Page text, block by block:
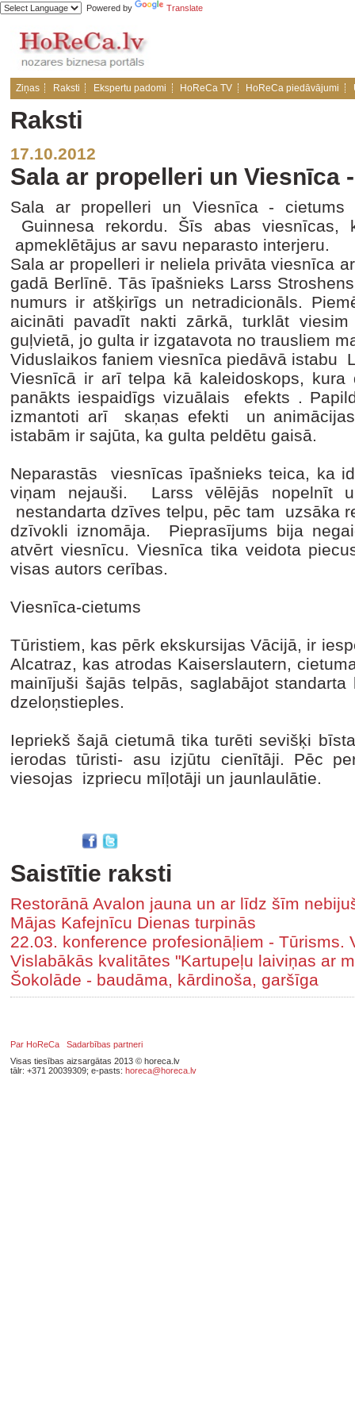
Powered by Translate
Ziņas Raksti Ekspertu padomi HoReCa TV HoReCa piedāvājumi
Raksti
17.10.2012
Sala ar propelleri un Viesnīca
Sala ar propelleri un Viesnīca -
Guinnesa rekordu. Šīs abas
apmeklētājus ar savu neparasto interjeru.
Sala ar propelleri ir neliela privāta viesnīca
gadā Berlīnē. Tās īpašnieks Larss
numurs ir atšķirīgs un netradicionāls.
aicināti pavadīt nakti zārkā, turklāt
guļvietā, jo gulta ir izgatavota no trausliem
Viduslaikos faniem viesnīca piedāvā istabu
Viesnīcā ir arī telpa kā kaleidoskops, kura
panākts iespaidīgs vizuālais efekts .
izmantoti arī skaņas efekti un
istabām ir sajūta, ka gulta peldētu gaisā.
Neparastās viesnīcas īpašnieks teica, ka
viņam nejauši. Larss vēlējās nopelnīt
nestandarta dzīves telpu, pēc tam uzsāka
dzīvokli iznomāja. Pieprasījums bija
atvērt viesnīcu. Viesnīca tika veidota
visas autors cerības.
Viesnīca-cietums
Tūristiem, kas pērk ekskursijas Vācijā, ir
Alcatraz, kas atrodas Kaiserslautern,
mainījuši šajās telpās, saglabājot
dzeloņstieples.
Iepriekš šajā cietumā tika turēti sevišķi
ierodas tūristi- asu izjūtu cienītāji. Pēc
viesojas izpriecu mīļotāji un jaunlaulātie.
Saistītie raksti
Restorānā Avalon jauna un ar līdz šīm
Mājas Kafejnīcu Dienas turpinās
22.03. konference profesionāļiem - Tūrisms.
Vislabākās kvalitātes "Kartupeļu laiviņas ar
Šokolāde - baudāma, kārdinoša, garšīga
Par HoReCa
Sadarbības partneri
Visas tiesības aizsargātas 2013 © horeca.lv
tālr: +371 20039309; e-pasts: horeca@horeca.lv